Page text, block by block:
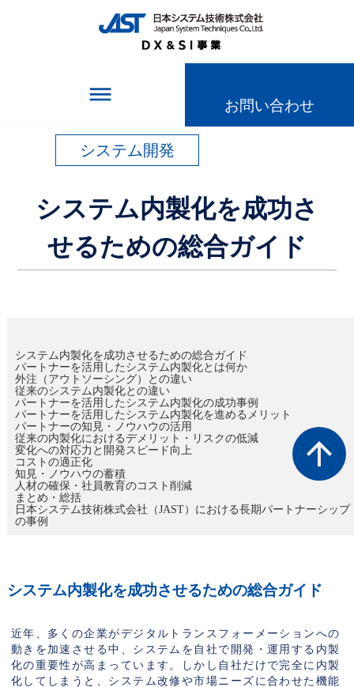
TOPページ＞記事一覧＞
システム内製化を成功させるための総合ガイド
dehaze お問い合わせ
arrow_upward
システム開発
システム内製化を成功さ
せるための総合ガイド
システム内製化を成功させるための総合ガイド
パートナーを活用したシステム内製化とは何か
外注（アウトソーシング）との違い
従来のシステム内製化との違い
パートナーを活用したシステム内製化の成功事例
パートナーを活用したシステム内製化を進めるメリット
パートナーの知見・ノウハウの活用
従来の内製化におけるデメリット・リスクの低減
変化への対応力と開発スピード向上
コストの適正化
知見・ノウハウの蓄積
人材の確保・社員教育のコスト削減
まとめ・総括
日本システム技術株式会社（JAST）における長期パートナーシップ
の事例
システム内製化を成功させるための総合ガイド
近年、多くの企業がデジタルトランスフォーメーションへの
動きを加速させる中、システムを自社で開発・運用する内製
化の重要性が高まっています。しかし自社だけで完全に内製
化してしまうと、システム改修や市場ニーズに合わせた機能